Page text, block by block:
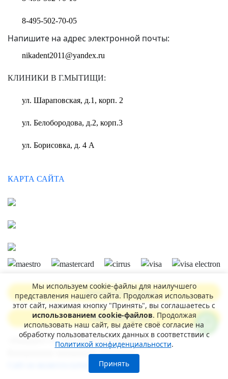
8-495-502-70-05
Напишите на адрес электронной почты:
nikadent2011@yandex.ru
КЛИНИКИ В Г.МЫТИЩИ:
ул. Шараповская, д.1, корп. 2
ул. Белобородова, д.2, корп.3
ул. Борисовка, д. 4 А
КАРТА САЙТА
Записаться на приём
Обратный звонок
«Никадент»® - все права защищены 2026
Копирование материалов запрещено
Сайт не является публичной офертой
Мы используем cookie-файлы для наилучшего
представления нашего сайта. Продолжая использовать
этот сайт, нажимая кнопку "Принять", вы соглашаетесь с
использованием cookie-файлов. Продолжая
использовать наш сайт, вы даёте своё согласие на
обработку пользовательских данных в соответствии с
Политикой конфиденциальности.
Принять